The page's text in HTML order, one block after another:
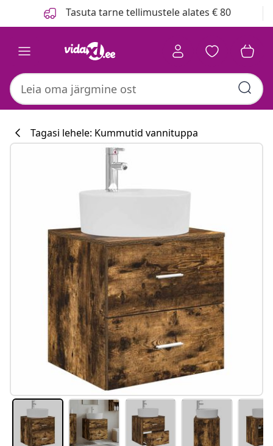
Tasuta tarne tellimustele alates € 80
#sharemevidaxl
Tagasi lehele: Kummutid vannituppa